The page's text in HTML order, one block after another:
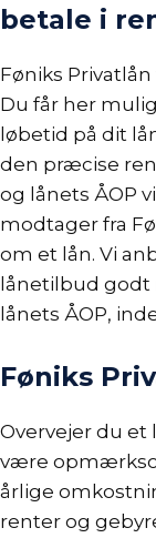
betale i
Føniks
Du får her
løbetid på dit
den præcise
og lånets ÅOP
modtager fra
om et lån. Vi
lånetilbud
lånets ÅOP,
Føniks
Overvejer du et
være
årlige
renter og